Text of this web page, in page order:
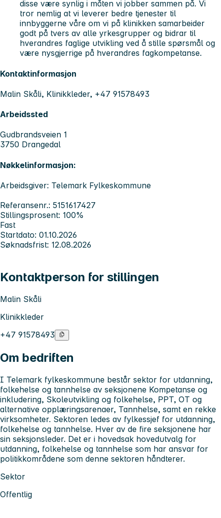
disse være synlig i måten vi jobber sammen på. Vi
tror nemlig at vi leverer bedre tjenester til
innbyggerne våre om vi på klinikken samarbeider
godt på tvers av alle yrkesgrupper og bidrar til
hverandres faglige utvikling ved å stille spørsmål og
være nysgjerrige på hverandres fagkompetanse.
Kontaktinformasjon
Malin Skåli, Klinikkleder, +47 91578493
Arbeidssted
Gudbrandsveien 1
3750 Drangedal
Nøkkelinformasjon:
Arbeidsgiver: Telemark Fylkeskommune
Referansenr.: 5151617427
Stillingsprosent: 100%
Fast
Startdato: 01.10.2026
Søknadsfrist: 12.08.2026
Kontaktperson for stillingen
Malin Skåli
Klinikkleder
+47 91578493
Om bedriften
I Telemark fylkeskommune består sektor for utdanning,
folkehelse og tannhelse av seksjonene Kompetanse og
inkludering, Skoleutvikling og folkehelse, PPT, OT og
alternative opplæringsarenaer, Tannhelse, samt en rekke
virksomheter. Sektoren ledes av fylkessjef for utdanning,
folkehelse og tannhelse. Hver av de fire seksjonene har
sin seksjonsleder. Det er i hovedsak hovedutvalg for
utdanning, folkehelse og tannhelse som har ansvar for
politikkområdene som denne sektoren håndterer.
Sektor
Offentlig